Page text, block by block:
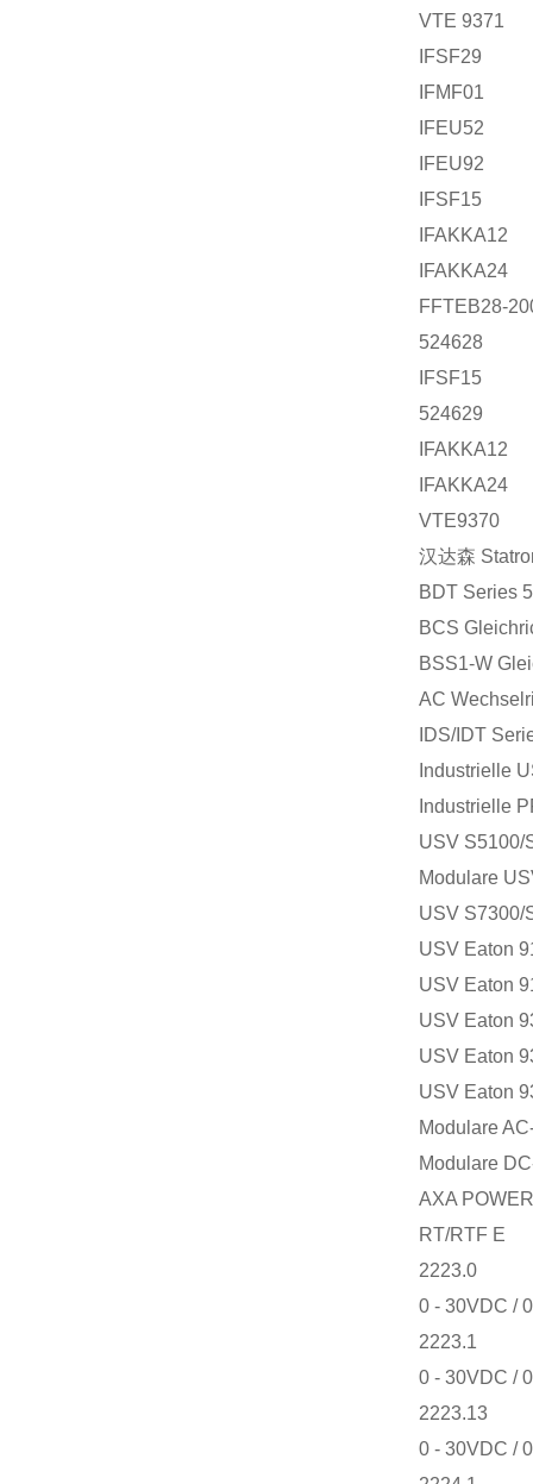
VTE 9371
IFSF29
IFMF01
IFEU52
IFEU92
IFSF15
IFAKKA12
IFAKKA24
FFTEB28-
524628
IFSF15
524629
IFAKKA12
IFAKKA24
VTE9370
汉达森
BDT Series
BCS
BSS1-W
AC
IDS/IDT
Industrielle
Industrielle
USV S5100/
Modulare
USV S7300/
USV Eaton
USV Eaton
USV Eaton
USV Eaton
USV Eaton
Modulare
Modulare
AXA
RT/RTF E
2223.0
0 - 30VDC /
2223.1
0 - 30VDC /
2223.13
0 - 30VDC /